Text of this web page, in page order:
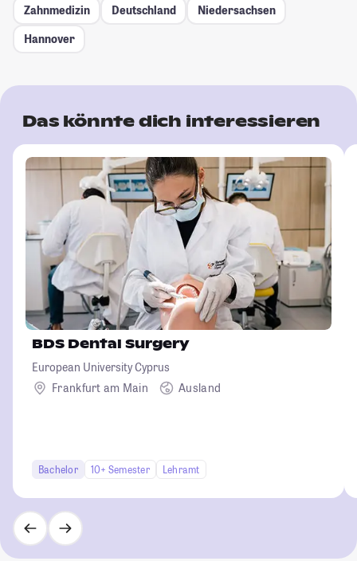
Zahnmedizin
Deutschland
Niedersachsen
Hannover
Das könnte dich interessieren
BDS Dental Surgery
European University Cyprus
Frankfurt am Main
Ausland
Bachelor 10+ Semester Lehramt